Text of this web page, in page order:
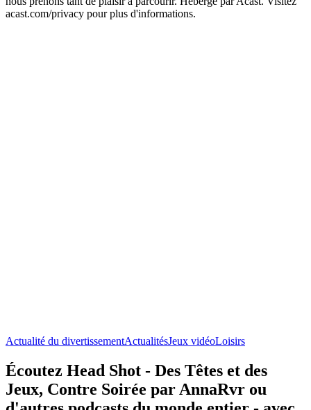
acast.com/privacy pour plus d'informations.
Actualité du divertissementActualitésJeux vidéoLoisirs
Écoutez Head Shot - Des Têtes et des
Jeux, Contre Soirée par AnnaRvr ou